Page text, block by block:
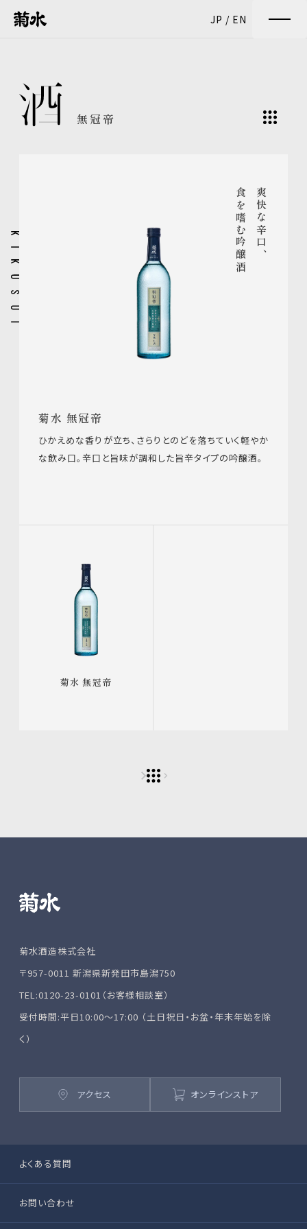
JP / EN
無冠帝
爽快な辛口、
食を嗜む吟醸酒
菊水 無冠帝
ひかえめな香りが立ち、さらりとのどを落ちていく軽やか
な飲み口。 辛口と旨味が調和した旨辛タイプの吟醸酒。
菊水 無冠帝
菊水酒造株式会社
〒957-0011 新潟県新発田市島潟750
TEL:0120-23-0101（お客様相談室）
受付時間:平日10:00～17:00 （土日祝日・お盆・年末年始を除
く）
アクセス オンラインストア
よくある質問
お問い合わせ